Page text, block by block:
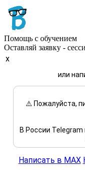
Помощь с обучением
Оставляй заявку -
x
или
⚠️ Пожалуйста,
В России
Написать в MAX